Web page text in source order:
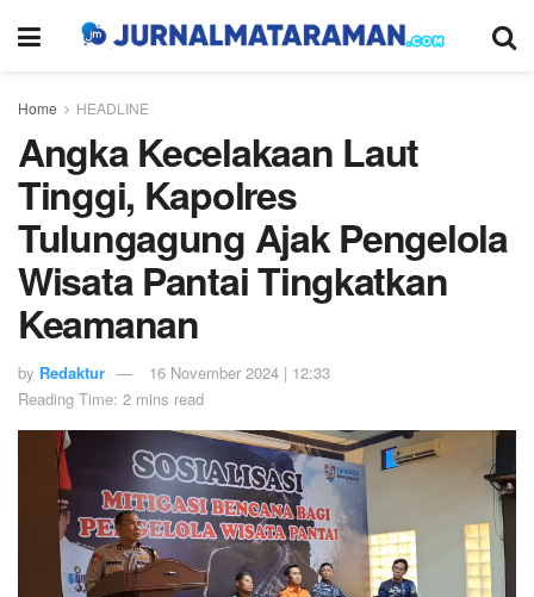
Home HEADLINE
Angka Kecelakaan Laut
Tinggi, Kapolres
Tulungagung Ajak Pengelola
Wisata Pantai Tingkatkan
Keamanan
by Redaktur
16 November 2024 | 12:33
Reading Time: 2 mins read